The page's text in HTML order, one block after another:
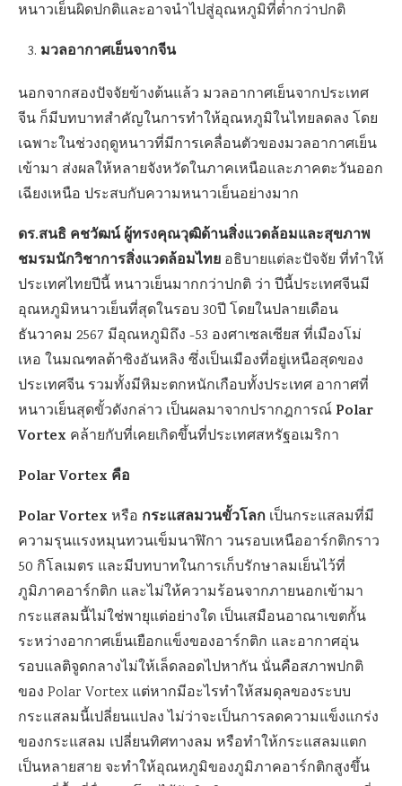
หนาวเย็นผิดปกติและอาจนำไปสู่อุณหภูมิที่ต่ำกว่าปกติ
มวลอากาศเย็นจากจีน
นอกจากสองปัจจัยข้างต้นแล้ว มวลอากาศเย็นจากประเทศ
จีน ก็มีบทบาทสำคัญในการทำให้อุณหภูมิในไทยลดลง โดย
เฉพาะในช่วงฤดูหนาวที่มีการเคลื่อนตัวของมวลอากาศเย็น
เข้ามา ส่งผลให้หลายจังหวัดในภาคเหนือและภาคตะวันออก
เฉียงเหนือ ประสบกับความหนาวเย็นอย่างมาก
ดร.สนธิ คชวัฒน์ ผู้ทรงคุณวุฒิด้านสิ่งแวดล้อมและสุขภาพ
ชมรมนักวิชาการสิ่งแวดล้อมไทย อธิบายแต่ละปัจจัย ที่ทำให้
ประเทศไทยปีนี้ หนาวเย็นมากกว่าปกติ ว่า ปีนี้ประเทศจีนมี
อุณหภูมิหนาวเย็นที่สุดในรอบ 30ปี โดยในปลายเดือน
ธันวาคม 2567 มีอุณหภูมิถึง -53 องศาเซลเซียส ที่เมืองโม่
เหอ ในมณฑลต้าซิงอันหลิง ซึ่งเป็นเมืองที่อยู่เหนือสุดของ
ประเทศจีน รวมทั้งมีหิมะตกหนักเกือบทั้งประเทศ อากาศที่
หนาวเย็นสุดขั้วดังกล่าว เป็นผลมาจากปรากฎการณ์ Polar
Vortex คล้ายกับที่เคยเกิดขึ้นที่ประเทศสหรัฐอเมริกา
Polar Vortex คือ
Polar Vortex หรือ กระแสลมวนขั้วโลก เป็นกระแสลมที่มี
ความรุนแรงหมุนทวนเข็มนาฬิกา วนรอบเหนืออาร์กติกราว
50 กิโลเมตร และมีบทบาทในการเก็บรักษาลมเย็นไว้ที่
ภูมิภาคอาร์กติก และไม่ให้ความร้อนจากภายนอกเข้ามา
กระแสลมนี้ไม่ใช่พายุแต่อย่างใด เป็นเสมือนอาณาเขตกั้น
ระหว่างอากาศเย็นเยือกแข็งของอาร์กติก และอากาศอุ่น
รอบแลติจูดกลางไม่ให้เล็ดลอดไปหากัน นั่นคือสภาพปกติ
ของ Polar Vortex แต่หากมีอะไรทำให้สมดุลของระบบ
กระแสลมนี้เปลี่ยนแปลง ไม่ว่าจะเป็นการลดความแข็งแกร่ง
ของกระแสลม เปลี่ยนทิศทางลม หรือทำให้กระแสลมแตก
เป็นหลายสาย จะทำให้อุณหภูมิของภูมิภาคอาร์กติกสูงขึ้น